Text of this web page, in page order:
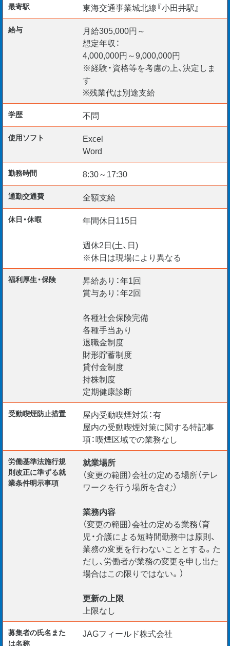
希望がない限りは転勤もなく、腰を据えて働くこ
まずはお気軽にお問い合わせください。
最寄駅 東海交通事業城北線『小田井駅』
給与
月給305,000円～
想定年収：
4,000,000円～9,000,000円
※経験・資格等を考慮の上、決定しま
す
※残業代は別途支給
学歴 不問
使用ソフト
Excel
Word
勤務時間 8:30～17:30
通勤交通費 全額支給
休日・休暇
年間休日115日
週休2日(土、日)
※休日は現場により異なる
福利厚生・保険
昇給あり：年1回
賞与あり：年2回
各種社会保険完備
各種手当あり
退職金制度
財形貯蓄制度
貸付金制度
持株制度
定期健康診断
受動喫煙防⽌措置
屋内受動喫煙対策：有
屋内の受動喫煙対策に関する特記事
項：喫煙区域での業務なし
労働基準法施行規
則改正に準ずる就
業条件明示事項
就業場所
（変更の範囲）会社の定める場所（テレ
ワークを行う場所を含む）
業務内容
（変更の範囲）会社の定める業務（育
児・介護による短時間勤務中は原則、
業務の変更を行わないこととする。た
だし、労働者が業務の変更を申し出た
場合はこの限りではない。）
更新の上限
上限なし
募集者の氏名また
は名称
JAGフィールド株式会社